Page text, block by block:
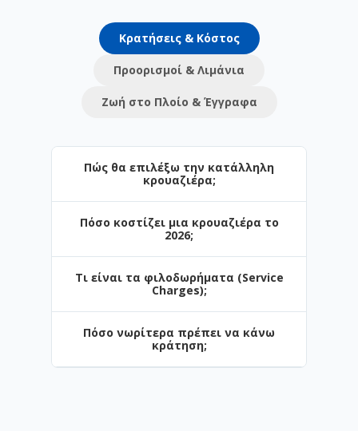
Κρατήσεις & Κόστος
Προορισμοί & Λιμάνια
Ζωή στο Πλοίο & Έγγραφα
Πώς θα επιλέξω την κατάλληλη
κρουαζιέρα;
Η επιλογή εξαρτάται από τον προορισμό
και το στυλ των διακοπών σας. Στο
Navihellas προσφέρουμε από σύντομες
3ήμερες αποδράσεις έως πολυήμερες
κρουαζιέρες. Αν ταξιδεύετε πρώτη φορά,
το Αιγαίο είναι η ιδανική αρχή.
Πόσο κοστίζει μια κρουαζιέρα το
2026;
Οι τιμές ξεκινούν από μόλις €. Το
κόστος επηρεάζεται από την περίοδο
κράτησης, τον τύπο της καμπίνας και τις
παροχές (π.χ. πακέτα ποτών).
Τι είναι τα φιλοδωρήματα (Service
Charges);
Είναι μια ημερήσια χρέωση για το
προσωπικό. Σε ορισμένες εταιρείες (π.χ.
Celestyal) περιλαμβάνονται στην τιμή,
Πόσο νωρίτερα πρέπει να κάνω
κράτηση;